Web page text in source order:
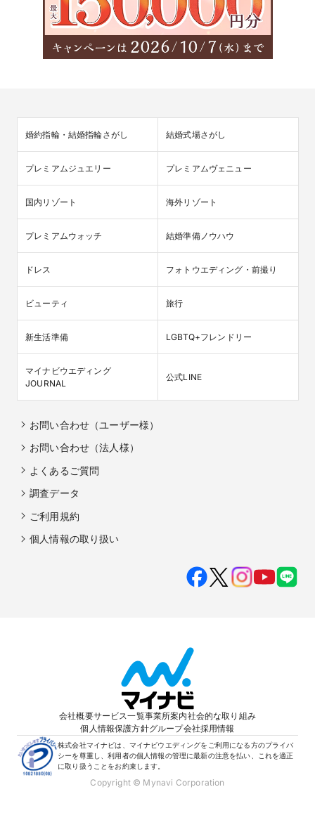
婚約指輪・結婚指輪さがし 結婚式場さがし
プレミアムジュエリー プレミアムヴェニュー
国内リゾート 海外リゾート
プレミアムウォッチ 結婚準備ノウハウ
ドレス フォトウエディング・前撮り
ビューティ 旅行
新生活準備 LGBTQ+フレンドリー
マイナビウエディング
JOURNAL
公式LINE
お問い合わせ（ユーザー様）
お問い合わせ（法人様）
よくあるご質問
調査データ
ご利用規約
個人情報の取り扱い
会社概要サービス一覧事業所案内社会的な取り組み
個人情報保護方針グループ会社採用情報
株式会社マイナビは、マイナビウエディングをご利用になる方のプライバ
シーを尊重し、利用者の個人情報の管理に最新の注意を払い、これを適正
に取り扱うことをお約束します。
Copyright © Mynavi Corporation